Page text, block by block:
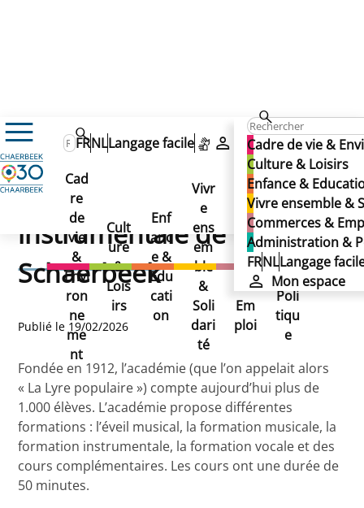
Cadre de vie &
Culture & Loisirs
Enfance &
Vivre ensemble &
Commerces &
Administration &
FRNLLangage
Mon espace
FRNLLangage facile
Mon espace
Cad
re
de
vie
&
Envi
ron
ne
me
nt
Cult
ure
&
Lois
irs
Enf
anc
e &
Edu
cati
on
Vivr
e
ens
em
ble
&
Soli
dari
té
Co
mm
erc
es
&
Em
ploi
Ad
min
istr
atio
n &
Poli
tiqu
e
Culture & Loisirs
Enfance & Jeunesse
Annuaire et guide des loisirs
Académie de musique instrumentale de Schaerbeek
Académie de musique
instrumentale de
Schaerbeek
Académie de musique
instrumentale de
Schaerbeek
Publié le 19/02/2026
Fondée en 1912, l’académie (que l’on appelait alors
« La Lyre populaire ») compte aujourd’hui plus de
1.000 élèves. L’académie propose différentes
formations : l’éveil musical, la formation musicale, la
formation instrumentale, la formation vocale et des
cours complémentaires. Les cours ont une durée de
50 minutes.